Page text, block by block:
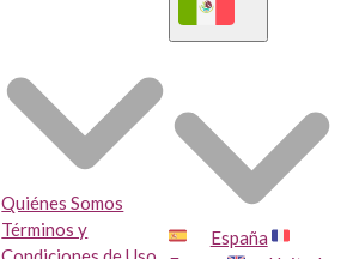
Quiénes Somos
Términos y
España